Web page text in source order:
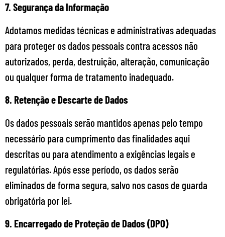
7. Segurança da Informação
Adotamos medidas técnicas e administrativas adequadas
para proteger os dados pessoais contra acessos não
autorizados, perda, destruição, alteração, comunicação
ou qualquer forma de tratamento inadequado.
8. Retenção e Descarte de Dados
Os dados pessoais serão mantidos apenas pelo tempo
necessário para cumprimento das finalidades aqui
descritas ou para atendimento a exigências legais e
regulatórias. Após esse período, os dados serão
eliminados de forma segura, salvo nos casos de guarda
obrigatória por lei.
9. Encarregado de Proteção de Dados (DPO)